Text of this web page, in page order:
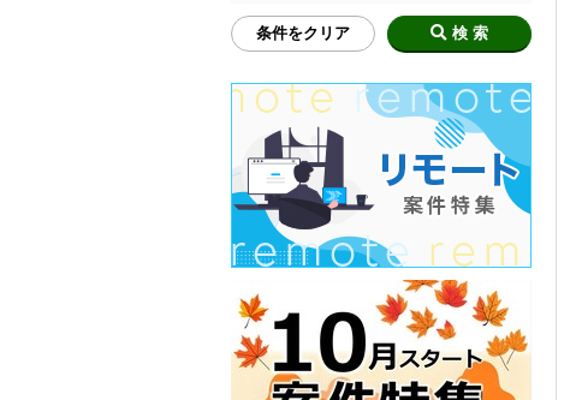
条件をクリア 検 索